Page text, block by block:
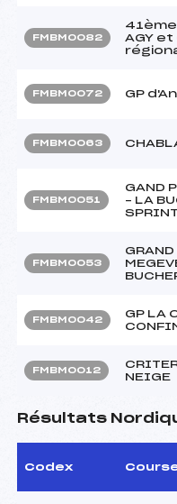
FMBM0082
41ème
AGY
FMBM0072 GP
FMBM0063
FMBM0051
GAND
– LA
SPRINT
FMBM0053
FMBM0042
GP LA
FMBM0012
NEIGE
Résultats
Codex